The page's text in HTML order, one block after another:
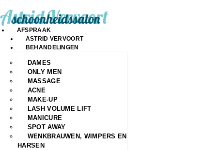
AFSPRAAK
ASTRID VERVOORT
BEHANDELINGEN
DAMES
ONLY MEN
MASSAGE
ACNE
MAKE-UP
LASH VOLUME LIFT
MANICURE
SPOT AWAY
WENKBRAUWEN, WIMPERS EN
HARSEN